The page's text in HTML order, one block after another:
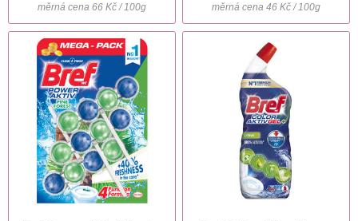
měrná cena 66 Kč / 100g měrná cena 46 Kč / 100g